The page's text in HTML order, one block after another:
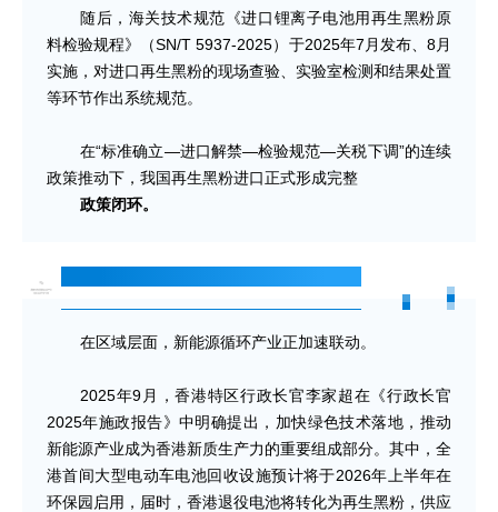
随后，海关技术规范《进口锂离子电池用再生黑粉原
料检验规程》（SN/T 5937-2025）于2025年7月发布、8月
实施，对进口再生黑粉的现场查验、实验室检测和结果处置
等环节作出系统规范。
在“标准确立—进口解禁—检验规范—关税下调”的连续
政策推动下，我国再生黑粉进口正式形成完整
政策闭环。
在区域层面，新能源循环产业正加速联动。
2025年9月，香港特区行政长官李家超在《行政长官
2025年施政报告》中明确提出，加快绿色技术落地，推动
新能源产业成为香港新质生产力的重要组成部分。其中，全
港首间大型电动车电池回收设施预计将于2026年上半年在
环保园启用，届时，香港退役电池将转化为再生黑粉，供应